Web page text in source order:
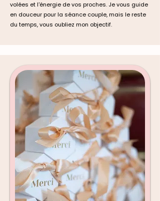
volées et l'énergie de vos proches. Je vous guide
en douceur pour la séance couple, mais le reste
du temps, vous oubliez mon objectif.